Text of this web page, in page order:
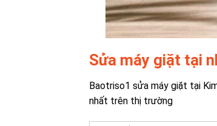
Sửa máy giặt tại
Baotriso1 sửa máy giặt tại
nhất trên thị trường